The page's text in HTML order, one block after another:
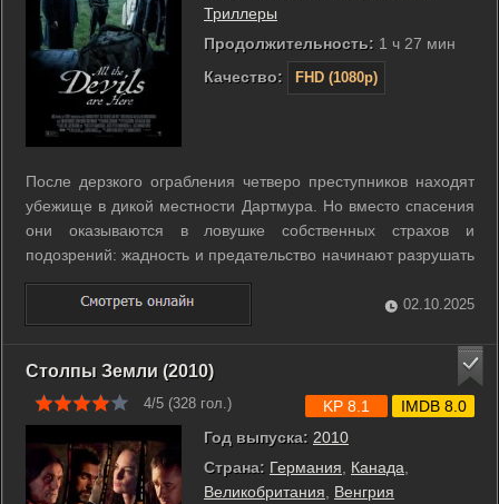
Триллеры
Продолжительность: 1 ч 27 мин
Качество:
FHD (1080p)
После дерзкого ограбления четверо преступников находят
убежище в дикой местности Дартмура. Но вместо спасения
они оказываются в ловушке собственных страхов и
подозрений: жадность и предательство начинают разрушать
их союз быстрее, чем погоня полиции. Чем дольше длится
бегство, тем яснее становится — настоящий враг
скрывается не снаружи, а внутри ...
02.10.2025
Столпы Земли (2010)
4/5 (328 гол.)
Год выпуска: 2010
Страна: Германия Канада
Великобритания
Венгрия
KP 8.1 IMDB 8.0